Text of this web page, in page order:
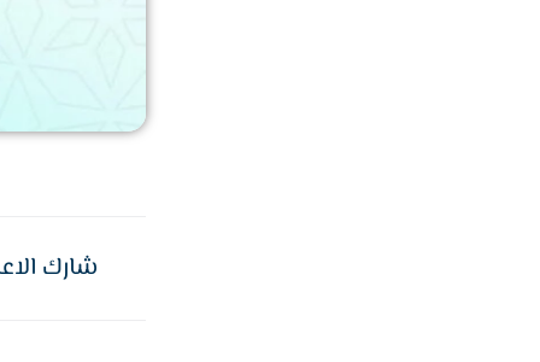
شارك